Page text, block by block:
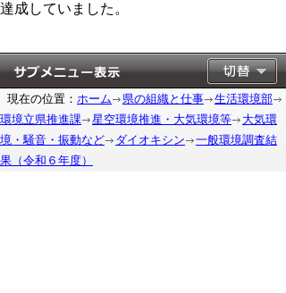
達成していました。
現在の位置： ホーム 県の組織と仕事
生活環境部
環境立県推進課
星空環境推進・大気環境等
大気環
境・騒音・振動など
ダイオキシン
一般環境調査結
果（令和６年度）